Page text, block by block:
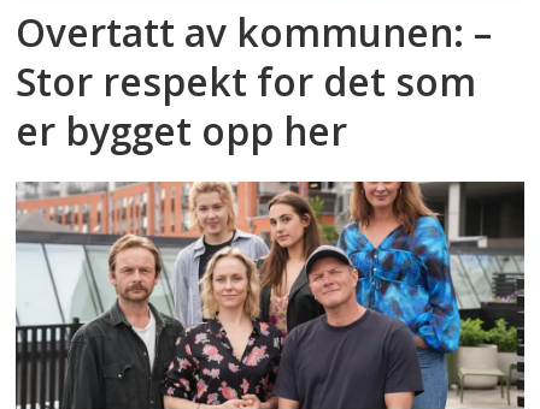
Overtatt av kommunen: –
Stor respekt for det som
er bygget opp her